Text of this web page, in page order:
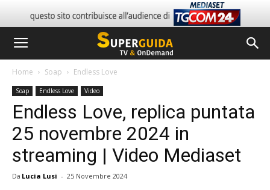
Home Soap Endless Love
Soap Endless Love Video
Endless Love, replica puntata
25 novembre 2024 in
streaming | Video Mediaset
Da Lucia Lusi - 25 Novembre 2024